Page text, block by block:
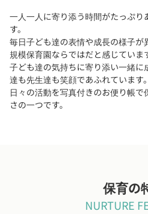
一人一人に寄り添う時間がたっぷり
す。
毎日子ども達の表情や成長の様子
規模保育園ならではだと感じていま
子ども達の気持ちに寄り添い一緒に
達も先生達も笑顔であふれています。
日々の活動を写真付きのお便り帳
さの一つです。
保育の
NURTURE